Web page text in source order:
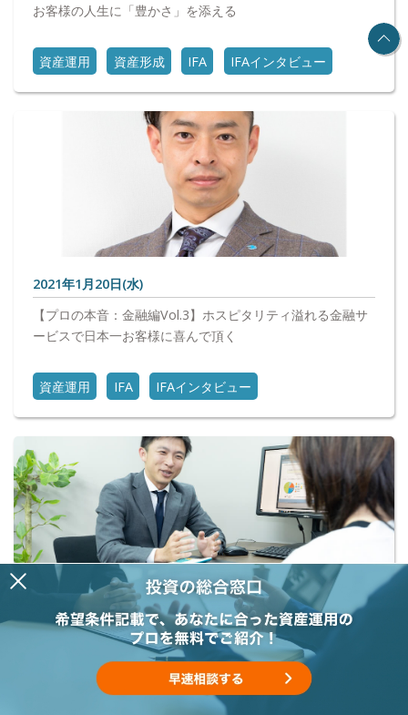
お客様の人生に「豊かさ」を添える
資産運用 資産形成 IFA IFAインタビュー
2021年1月20日(水)
【プロの本音：金融編Vol.3】ホスピタリティ溢れる金融サ
ービスで日本一お客様に喜んで頂く
資産運用 IFA IFAインタビュー
2021年1月20日(水)
【プロの本音：金融編Vol.2】我々ならお金に関する総合的
なコンサルティングができる